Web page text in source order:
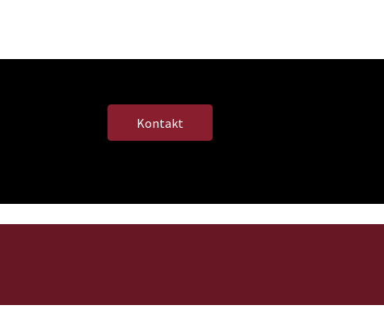
Kontakt